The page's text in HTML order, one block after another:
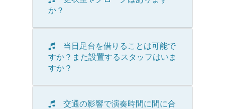
か？
当日足台を借りることは可能で
すか？また設置するスタッフはいま
すか？
交通の影響で演奏時間に間に合